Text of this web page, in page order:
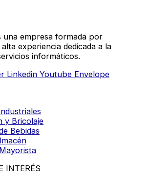
una empresa formada por
experiencia dedicada a la
informáticos.
Linkedin Youtube Envelope
y Bricolaje
Bebidas
INTERÉS